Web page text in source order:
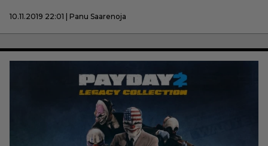
10.11.2019 22:01 | Panu Saarenoja